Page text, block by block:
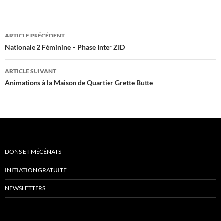
Navigation
des
articles
ARTICLE PRÉCÉDENT
Nationale 2 Féminine – Phase Inter ZID
ARTICLE SUIVANT
Animations à la Maison de Quartier Grette Butte
DONS ET MÉCÉNATS
INITIATION GRATUITE
NEWSLETTERS